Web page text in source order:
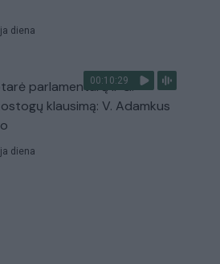
diena
00:10:29
parlamentarų ir G.
klausimą: V. Adamkus
diena